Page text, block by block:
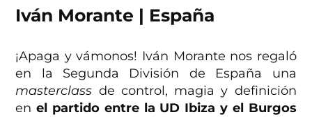
Iván Morante | España
¡Apaga y vámonos! Iván Morante nos regaló
en la Segunda División de España una
masterclass de control, magia y definición
enel partido entre la UD Ibiza y el Burgos